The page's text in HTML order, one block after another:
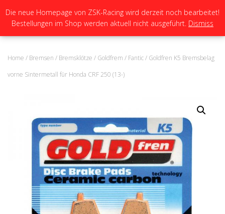
N
A
I
Home / Bremsen / Bremsklötze / Goldfrem / Fantic/ Goldfren K5 Bremsbelag
vorne Sintermetall für Honda CRF 250 (13-)
Die neue Homepage von ZSK-Racing wird derzeit noch bearbeitet!
Bestellungen im Shop werden aktuell nicht ausgeführt. Dismiss